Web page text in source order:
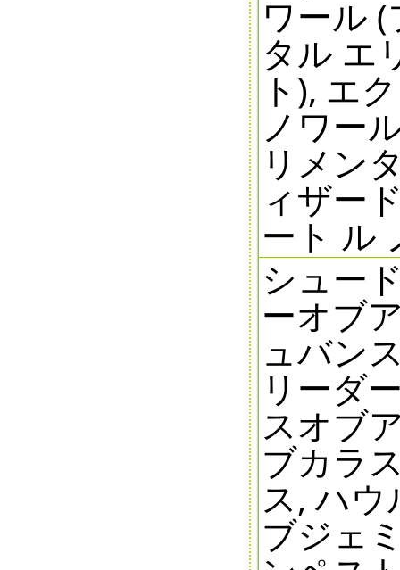
ワール
タル エ
ト), エ
ノワー
リメン
ィザー
ート ル
シュー
ーオブ
ュバン
リーダ
スオブ
ブカラ
ス, ハ
ブジェ